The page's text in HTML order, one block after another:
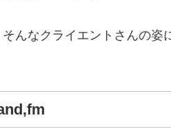
んなクライエントさんの姿